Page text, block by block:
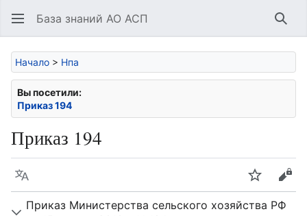
База знаний АО АСП
Начало > Нпа
Вы посетили:
Приказ 194
Приказ 194
Язык Следить
Приказ Министерства сельского хозяйства РФ